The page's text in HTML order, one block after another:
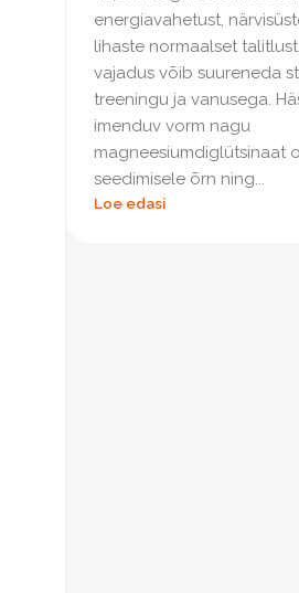
energiavahetust,
lihaste normaalset
vajadus võib suureneda
treeningu ja vanusega.
imenduv vorm nagu
magneesiumdiglütsinaat
seedimisele õrn ning...
Loe edasi